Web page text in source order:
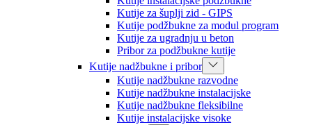
Kutije za šuplji zid - GIPS
Kutije podžbukne za modul program
Kutije za ugradnju u beton
Pribor za podžbukne kutije
Kutije nadžbukne i pribor
Kutije nadžbukne razvodne
Kutije nadžbukne instalacijske
Kutije nadžbukne fleksibilne
Kutije instalacijske visoke